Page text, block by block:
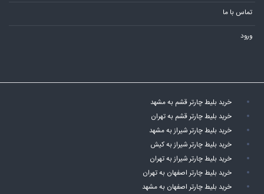
تماس با ما
ورود
خرید بلیط چارتر قشم به مشهد
خرید بلیط چارتر قشم به تهران
خرید بلیط چارتر شیراز به مشهد
خرید بلیط چارتر شیراز به کیش
خرید بلیط چارتر شیراز به تهران
خرید بلیط چارتر اصفهان به تهران
خرید بلیط چارتر اصفهان به مشهد